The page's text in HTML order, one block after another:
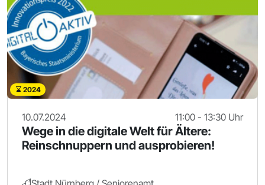
2024
10.07.2024 11:00 - 13:30 Uhr
Wege in die digitale Welt für Ältere:
Reinschnuppern und ausprobieren!